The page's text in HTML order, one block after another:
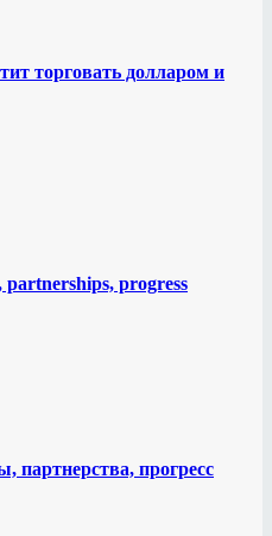
торговать долларом и
partnerships, progress
партнерства, прогресс